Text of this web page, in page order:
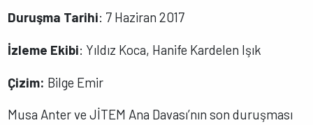
Duruşma Tarihi: 7 Haziran 2017
İzleme Ekibi: Yıldız Koca, Hanife Kardelen Işık
Çizim: Bilge Emir
Musa Anter ve JİTEM Ana Davası’nın son duruşması